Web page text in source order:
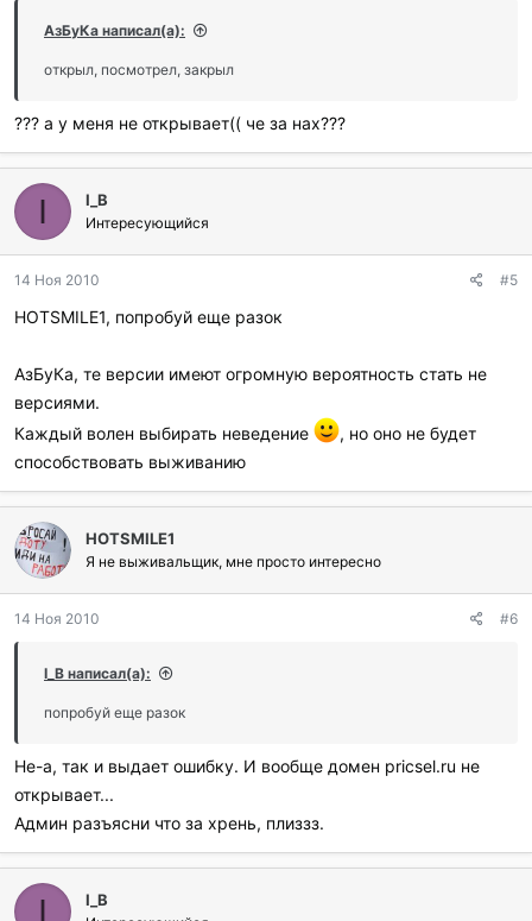
АзБуКа написал(а):
открыл, посмотрел, закрыл
??? а у меня не открывает(( че за нах???
I I_B
Интересующийся
14 Ноя 2010 #5
HOTSMILE1, попробуй еще разок
АзБуКа, те версии имеют огромную вероятность стать не
версиями.
Каждый волен выбирать неведение
, но оно не будет
способствовать выживанию
HOTSMILE1
Я не выживальщик, мне просто интересно
14 Ноя 2010 #6
I_B написал(а):
попробуй еще разок
Не-а, так и выдает ошибку. И вообще домен pricsel.ru не
открывает...
Админ разъясни что за хрень, плиззз.
I I_B